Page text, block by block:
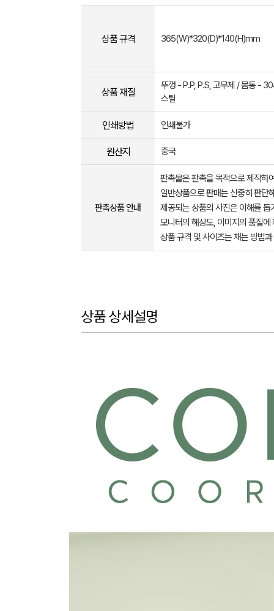
상품 규격 365(W)*320(D)*140(H)mm
상품 재질
뚜껑 - P.P, P.S, 고무제 / 몸통 -
스틸
인쇄방법 인쇄불가
원산지 중국
판촉상품 안내
판촉물은 판촉을 목적으로 제작하
일반상품으로 판매는 신중히 판단
제공되는 상품의 사진은 이해를
모니터의 해상도, 이미지의 품질
상품 규격 및 사이즈는 재는 방법
상품 상세설명